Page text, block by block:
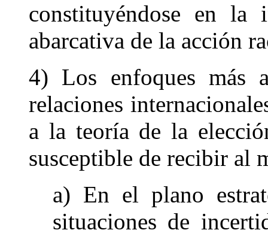
constituyéndose en la
abarcativa de la acción
4) Los enfoques más
relaciones
a la teoría de la
susceptible de recibir al
a) En el plano
situaciones de